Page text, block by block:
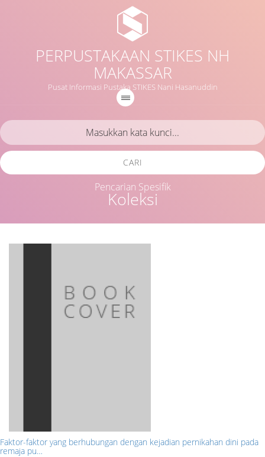
PERPUSTAKAAN STIKES NH
MAKASSAR
Pusat Informasi Pustaka STIKES Nani Hasanuddin
Koleksi
CARI
Pencarian Spesifik
Faktor-faktor yang berhubungan dengan kejadian pernikahan dini pada
remaja pu…